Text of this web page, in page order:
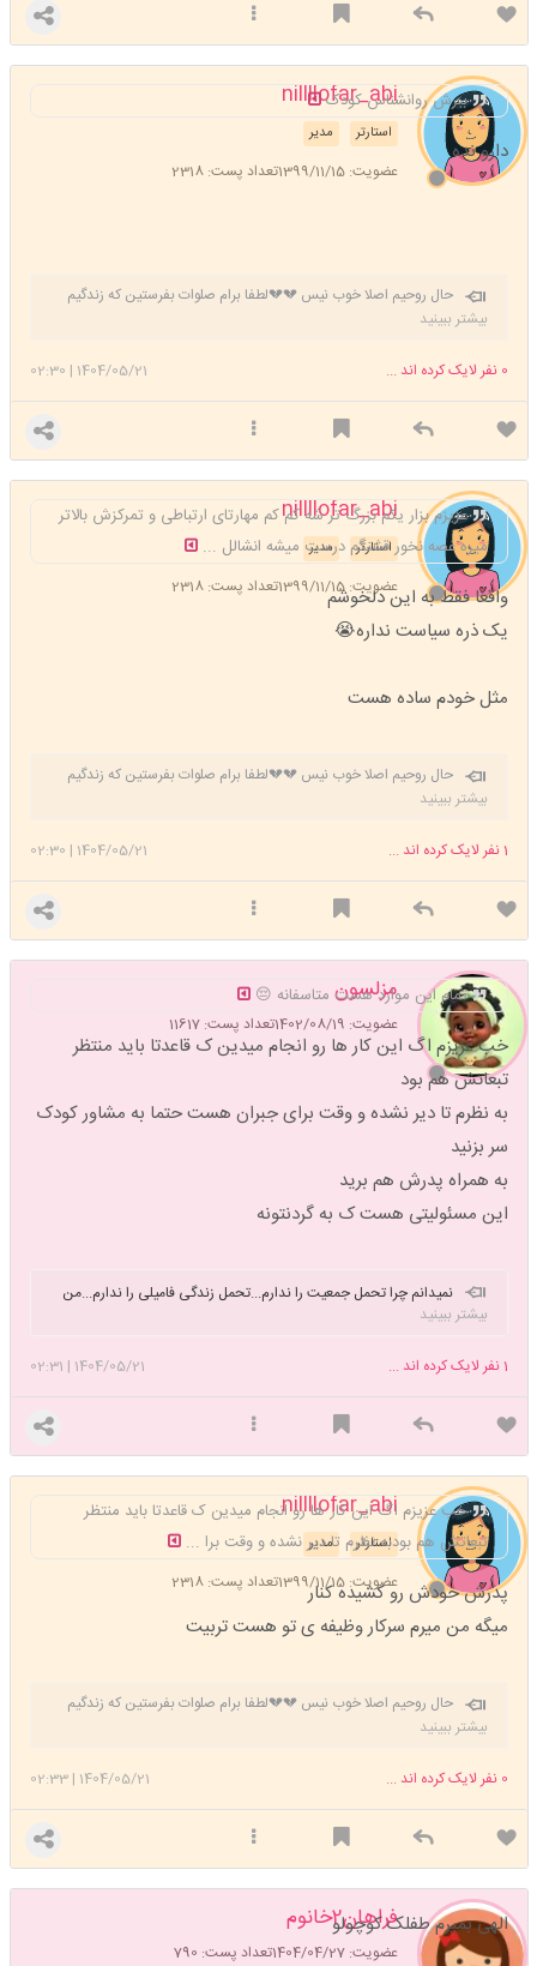
nillllofar_abi
مدیر استارتر
عضویت: 1399/11/15 تعداد پست: 2318
ببرش روانشناس کودک
دارو نده
حال روحیم اصلا خوب نیس 💔💔لطفا برام صلوات بفرستین که زندگیم
خوب بشه خسته شدم دیگه 😔بیشتر ببینید
1404/05/21
|
02:30 0 نفر لایک کرده اند ...
nillllofar_abi
مدیر استارتر
عضویت: 1399/11/15 تعداد پست: 2318
عزیزم بزار یکم بزرگ تر شه کم کم مهارتای ارتباطی و تمرکزش بالاتر
میره غصه نخور قشنگم درست میشه انشالل ...
واقعا فقط به این دلخوشم
یک ذره سیاست نداره😭
مثل خودم ساده هست
حال روحیم اصلا خوب نیس 💔💔لطفا برام صلوات بفرستین که زندگیم
خوب بشه خسته شدم دیگه 😔بیشتر ببینید
1404/05/21
|
02:30 1نفر لایک کرده اند ...
مزلسون
عضویت: 1402/08/19 تعداد پست: 11617
تمام این موارد هست متاسفانه 😔
خب عزیزم اگ این کار ها رو انجام میدین ک قاعدتا باید منتظر
تبعاتش هم بود
به نظرم تا دیر نشده و وقت برای جبران هست حتما به مشاور کودک
سر بزنید
به همراه پدرش هم برید
این مسئولیتی هست ک به گردنتونه
نمیدانم چرا تحمل جمعیت را ندارم...تحمل زندگی فامیلی را ندارم...من
آنقدر به تنهایی خود عادت کرده ام که در هر حالت دیگری خودم را بلافاصله
نزدیک که میشوم میبینم که اصلا استعدادش را ندارم...!
بیشتر ببینید
1404/05/21
|
02:31 1نفر لایک کرده اند ...
nillllofar_abi
مدیر استارتر
عضویت: 1399/11/15 تعداد پست: 2318
خب عزیزم اگ این کار ها رو انجام میدین ک قاعدتا باید منتظر
تبعاتش هم بودبه نظرم تا دیر نشده و وقت برا ...
پدرش خودش رو کشیده کنار
میگه من میرم سرکار وظیفه ی تو هست تربیت
حال روحیم اصلا خوب نیس 💔💔لطفا برام صلوات بفرستین که زندگیم
خوب بشه خسته شدم دیگه 😔بیشتر ببینید
1404/05/21
|
02:33 0 نفر لایک کرده اند ...
فراهان2خانوم
عضویت: 1404/04/27 تعداد پست: 790
الهی بمیرم طفلک کوچولو